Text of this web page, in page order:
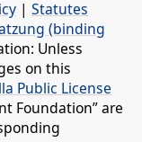
| Statutes
(binding
Unless
on this
Public License
Foundation” are